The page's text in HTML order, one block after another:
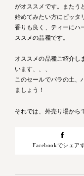
がオススメです。またう
始めてみたい方にピッタ
香りも良く、ティーにハ
ススメの品種です。
オススメの品種ご紹介し
います、、、
このセールでバラの土、
ましょう！
それでは、外売り場から
Facebookでシェア